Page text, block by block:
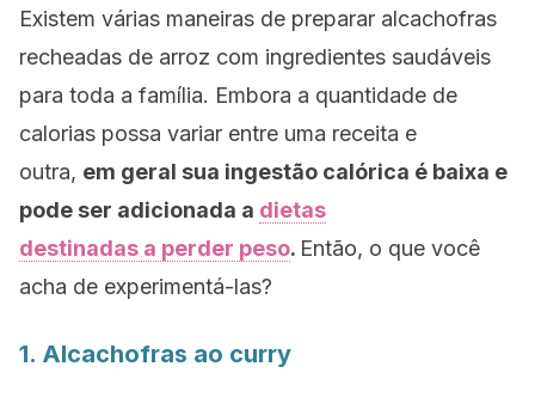
Existem várias maneiras de preparar alcachofras
recheadas de arroz com ingredientes saudáveis ​​
para toda a família. Embora a quantidade de
calorias possa variar entre uma receita e
outra, em geral sua ingestão calórica é baixa e
pode ser adicionada a dietas
destinadas a perder peso. Então, o que você
acha de experimentá-las?
1. Alcachofras ao curry